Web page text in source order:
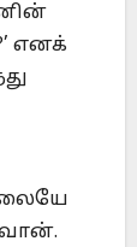
எனக்